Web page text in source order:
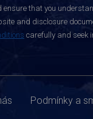
ensure that you
and disclosure
carefully and seek
Podmínky a